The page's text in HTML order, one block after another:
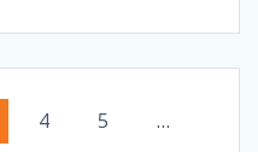
Page
4 Page
5 …